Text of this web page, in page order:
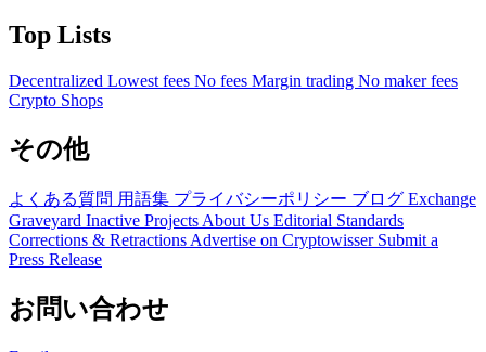
Top Lists
Decentralized Lowest fees No fees Margin trading No maker fees
Crypto Shops
その他
よくある質問 用語集 プライバシーポリシー ブログ Exchange
Graveyard Inactive Projects About Us Editorial Standards
Corrections & Retractions Advertise on Cryptowisser Submit a
Press Release
お問い合わせ